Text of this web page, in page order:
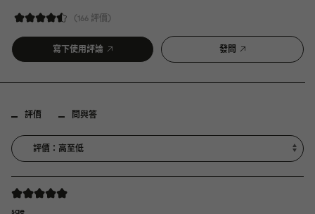
166 評價
寫下使用評論 發問
評價 問與答
sae